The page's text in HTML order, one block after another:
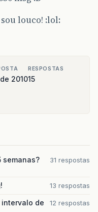
sou louco! :lol:
2010
RESPOSTAS
15
semanas?
31 respostas
13 respostas
intervalo de
12 respostas